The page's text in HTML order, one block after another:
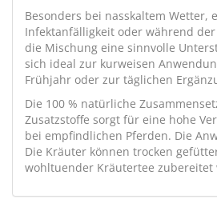
Besonders bei nasskaltem Wetter,
Infektanfälligkeit oder während
die Mischung eine sinnvolle
sich ideal zur kurweisen
Frühjahr oder zur täglichen
Die 100 % natürliche
Zusatzstoffe sorgt für eine hohe
bei empfindlichen Pferden. Die
Die Kräuter können trocken
wohltuender Kräutertee zubereitet